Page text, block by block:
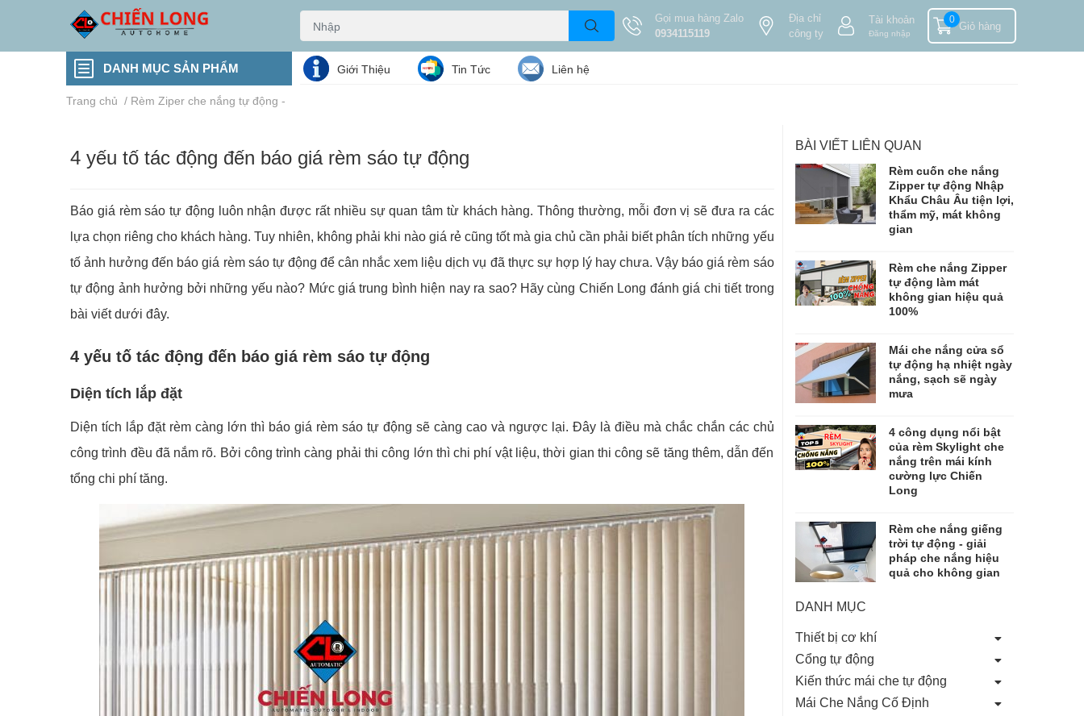
Gọi mua hàng Zalo
0934115119
Địa chỉ
công ty
Tài khoản
Đăng nhập
Giỏ hàng
0
DANH MỤC SẢN PHẨM Giới Thiệu Tin Tức Liên hệ
Trang chủ / Rèm Ziper che nắng tự động -
4 yếu tố tác động đến báo giá rèm sáo tự động
Báo giá rèm sáo tự động luôn nhận được rất nhiều sự quan tâm từ khách hàng. Thông thường, mỗi đơn vị sẽ đưa ra các
lựa chọn riêng cho khách hàng. Tuy nhiên, không phải khi nào giá rẻ cũng tốt mà gia chủ cần phải biết phân tích những yếu
tố ảnh hưởng đến báo giá rèm sáo tự động để cân nhắc xem liệu dịch vụ đã thực sự hợp lý hay chưa. Vậy báo giá rèm sáo
tự động ảnh hưởng bởi những yếu nào? Mức giá trung bình hiện nay ra sao? Hãy cùng Chiến Long đánh giá chi tiết trong
bài viết dưới đây.
4 yếu tố tác động đến báo giá rèm sáo tự động
Diện tích lắp đặt
Diện tích lắp đặt rèm càng lớn thì báo giá rèm sáo tự động sẽ càng cao và ngược lại. Đây là điều mà chắc chắn các chủ
công trình đều đã nắm rõ. Bởi công trình càng phải thi công lớn thì chi phí vật liệu, thời gian thi công sẽ tăng thêm, dẫn đến
tổng chi phí tăng.
BÀI VIẾT LIÊN QUAN
Rèm cuốn che nắng
Zipper tự động Nhập
Khẩu Châu Âu tiện lợi,
thẩm mỹ, mát không
gian
Rèm che nắng Zipper
tự động làm mát
không gian hiệu quả
100%
Mái che nắng cửa sổ
tự động hạ nhiệt ngày
nắng, sạch sẽ ngày
mưa
4 công dụng nổi bật
của rèm Skylight che
nắng trên mái kính
cường lực Chiến
Long
Rèm che nắng giếng
trời tự động - giải
pháp che nắng hiệu
quả cho không gian
DANH MỤC
Thiết bị cơ khí
Cổng tự động
Kiến thức mái che tự động
Mái Che Nắng Cố Định